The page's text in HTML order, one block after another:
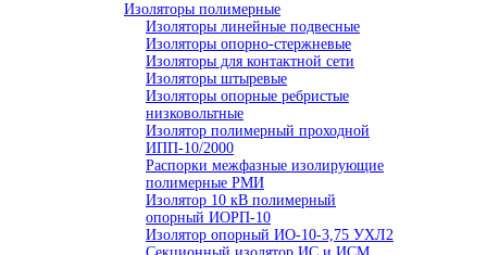
Изоляторы полимерные
Изоляторы линейные подвесные
Изоляторы опорно-стержневые
Изоляторы для контактной сети
Изоляторы штыревые
Изоляторы опорные ребристые
низковольтные
Изолятор полимерный проходной
ИПП-10/2000
Распорки межфазные изолирующие
полимерные РМИ
Изолятор 10 кВ полимерный
опорный ИОРП-10
Изолятор опорный ИО-10-3,75 УХЛ2